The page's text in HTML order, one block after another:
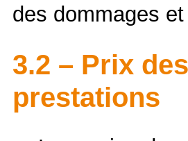
des dommages
3.2 – Prix des
prestations